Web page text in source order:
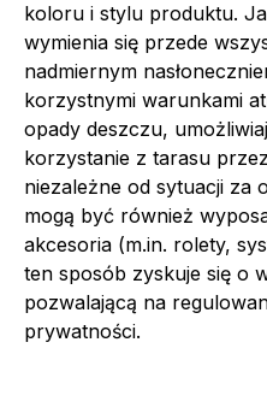
koloru i stylu produktu.
wymienia się przede
nadmiernym
korzystnymi warunkami
opady deszczu,
korzystanie z tarasu
niezależne od sytuacji za
mogą być również
akcesoria (m.in. rolety,
ten sposób zyskuje się o
pozwalającą na
prywatności.